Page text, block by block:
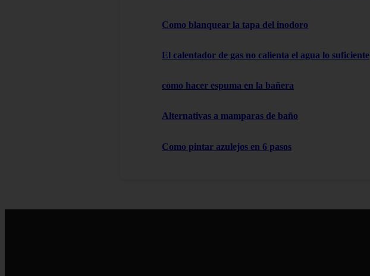
Como blanquear la tapa del inodoro
El calentador de gas no calienta el agua lo suficiente
como hacer espuma en la bañera
Alternativas a mamparas de baño
Como pintar azulejos en 6 pasos